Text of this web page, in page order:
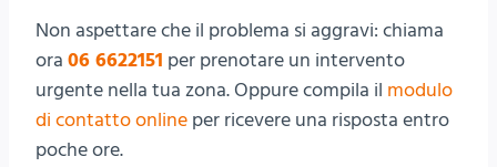
Non aspettare che il problema si aggravi: chiama
ora 06 6622151 per prenotare un intervento
urgente nella tua zona. Oppure compila il modulo
di contatto online per ricevere una risposta entro
poche ore.